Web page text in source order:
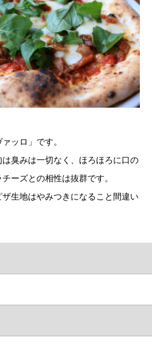
ッロ」です。
臭みは一切なく、ほろほろに口の
ーズとの相性は抜群です。
生地はやみつきになること間違い